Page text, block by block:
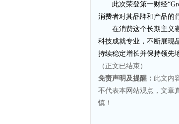
此次荣登第一财经
消费者对其品牌和产品的
在消费这个长期主义
科技成就专业，不断展现
持续稳定增长并保持领先
（正文已结束）
免责声明及提醒： 此文内
不代表本网站观点，文章
慎！